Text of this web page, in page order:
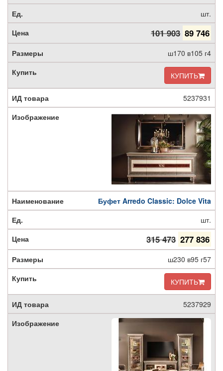
шт.
101 903 89 746
ш170 в105 г4
КУПИТЬ
5237931
Буфет Arredo Classic: Dolce Vita
шт.
315 473 277 836
ш230 в95 г57
КУПИТЬ
5237929